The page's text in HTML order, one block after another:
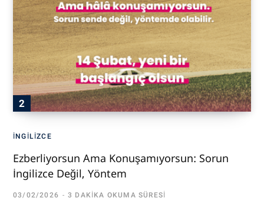
İNGILIZCE
Ezberliyorsun Ama Konuşamıyorsun: Sorun
İngilizce Değil, Yöntem
03/02/2026 3 DAKIKA OKUMA SÜRESI